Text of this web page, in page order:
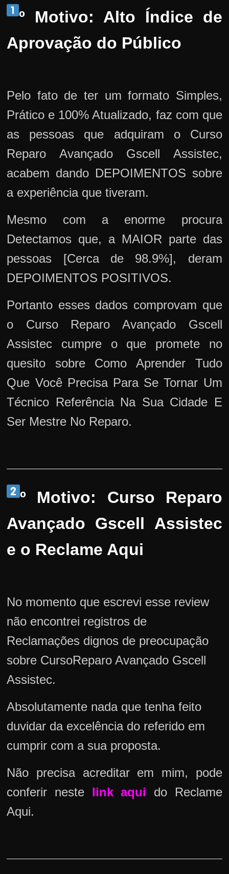
º Motivo: Alto Índice de
Aprovação do Público
Pelo fato de ter um formato Simples,
Prático e 100% Atualizado, faz com que
as pessoas que adquiram o Curso
Reparo Avançado Gscell Assistec,
acabem dando DEPOIMENTOS sobre
a experiência que tiveram.
Mesmo com a enorme procura
Detectamos que, a MAIOR parte das
pessoas [Cerca de 98.9%], deram
DEPOIMENTOS POSITIVOS.
Portanto esses dados comprovam que
o Curso Reparo Avançado Gscell
Assistec cumpre o que promete no
quesito sobre Como Aprender Tudo
Que Você Precisa Para Se Tornar Um
Técnico Referência Na Sua Cidade E
Ser Mestre No Reparo.
º Motivo: Curso Reparo
Avançado Gscell Assistec
e o Reclame Aqui
No momento que escrevi esse review
não encontrei registros de
Reclamações dignos de preocupação
sobre CursoReparo Avançado Gscell
Assistec.
Absolutamente nada que tenha feito
duvidar da excelência do referido em
cumprir com a sua proposta.
Não precisa acreditar em mim, pode
conferir neste link aqui
do Reclame
Aqui.